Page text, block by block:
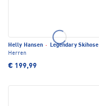
Helly Hansen ·
Legendary Skihose
Herren
€ 199,99